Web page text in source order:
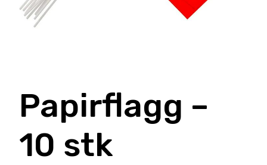
Papirflagg –
10 stk